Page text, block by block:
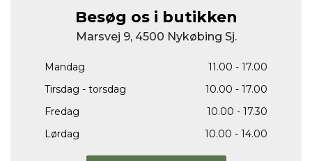
Besøg os i butikken
Marsvej 9, 4500 Nykøbing Sj.
Mandag
11.00 - 17.00
Tirsdag - torsdag
10.00 - 17.00
Fredag
10.00 - 17.30
Lørdag
10.00 - 14.00